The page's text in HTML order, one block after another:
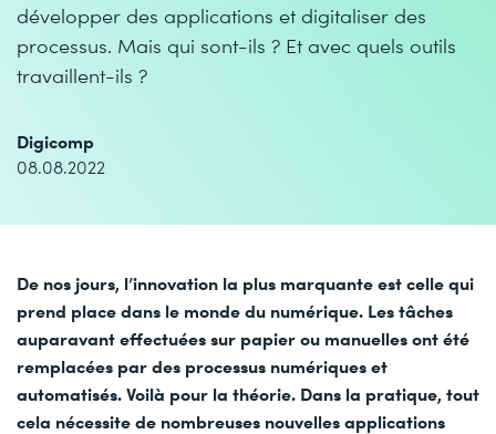
développer des applications et digitaliser des
processus. Mais qui sont-ils ? Et avec quels outils
travaillent-ils ?
Digicomp
08.08.2022
De nos jours, l’innovation la plus marquante est celle qui
prend place dans le monde du numérique. Les tâches
auparavant effectuées sur papier ou manuelles ont été
remplacées par des processus numériques et
automatisés. Voilà pour la théorie. Dans la pratique, tout
cela nécessite de nombreuses nouvelles applications